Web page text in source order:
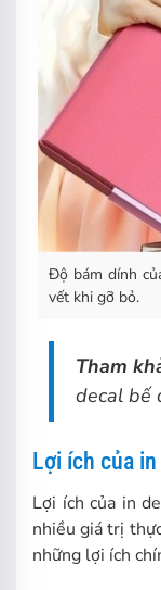
Độ bám dính
vết khi gỡ bỏ.
Tham
decal bế
Lợi ích của
Lợi ích của in
nhiều giá trị
những lợi ích